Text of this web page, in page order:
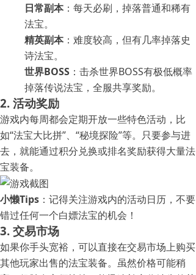
日常副本：每天必刷，掉落普通和稀有
法宝。
精英副本：难度较高，但有几率掉落史
诗法宝。
世界BOSS ：击杀世界BOSS有极低概率
掉落传说法宝，全服共享奖励。
2. 活动奖励
游戏内每周都会定期开放一些特色活动，比
如“法宝大比拼”、“秘境探险”等。只要参与进
去，就能通过积分兑换或排名奖励获得大量法
宝装备。
小懒Tips ：记得关注游戏内的活动日历，不要
错过任何一个白嫖法宝的机会！
3. 交易市场
如果你手头宽裕，可以直接在交易市场上购买
其他玩家出售的法宝装备。虽然价格可能稍